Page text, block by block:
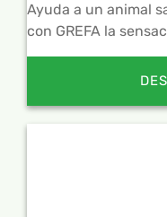
Ayuda a un animal
con GREFA la